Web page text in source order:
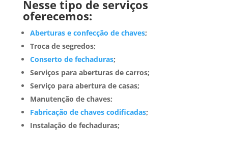
Nesse tipo de serviços
oferecemos:
Aberturas e confecção de chaves;
Troca de segredos;
Conserto de fechaduras;
Serviços para aberturas de carros;
Serviço para abertura de casas;
Manutenção de chaves;
Fabricação de chaves codificadas;
Instalação de fechaduras;